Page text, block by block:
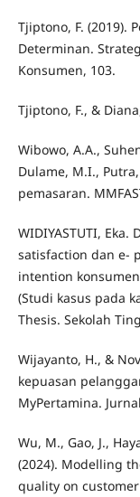
Tjiptono, F. (2019).
Determinan.
Konsumen, 103.
Tjiptono, F., &
Wibowo, A.A.,
Dulame, M.I.,
pemasaran.
WIDIYASTUTI,
satisfaction dan e-
intention
(Studi kasus pada
Thesis. Sekolah
Wijayanto, H., &
kepuasan
MyPertamina.
Wu, M., Gao, J.,
(2024). Modelling
quality on